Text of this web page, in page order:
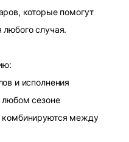
которые помогут
случая.
и исполнения
любом сезоне
комбинируются между